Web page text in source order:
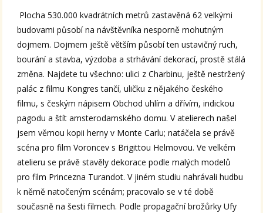
Plocha 530.000 kvadrátních metrů zastavěná 62 velkými
budovami působí na návštěvníka nesporně mohutným
dojmem. Dojmem ještě větším působí ten ustavičný ruch,
bourání a stavba, výzdoba a strhávání dekorací, prostě stálá
změna. Najdete tu všechno: ulici z Charbinu, ještě nestržený
palác z filmu Kongres tančí, uličku z nějakého českého
filmu, s českým nápisem Obchod uhlím a dřívím, indickou
pagodu a štít amsterodamského domu. V atelierech našel
jsem věrnou kopii herny v Monte Carlu; natáčela se právě
scéna pro film Voroncev s Brigittou Helmovou. Ve velkém
atelieru se právě stavěly dekorace podle malých modelů
pro film Princezna Turandot. V jiném studiu nahrávali hudbu
k němě natočeným scénám; pracovalo se v té době
současně na šesti filmech. Podle propagační brožůrky Ufy